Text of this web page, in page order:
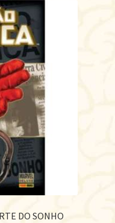
DO SONHO